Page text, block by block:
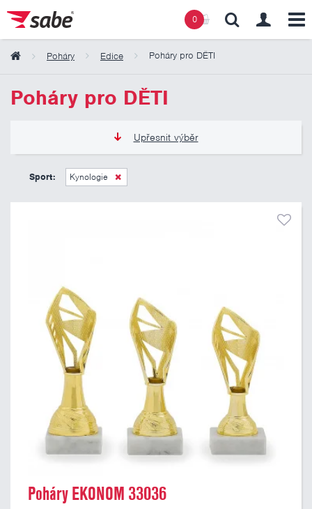
0
Poháry Edice Poháry pro DĚTI
Poháry pro DĚTI
Upřesnit výběr
105 Kč
Sport: Kynologie
Poháry EKONOM 33036
Obsah košíku